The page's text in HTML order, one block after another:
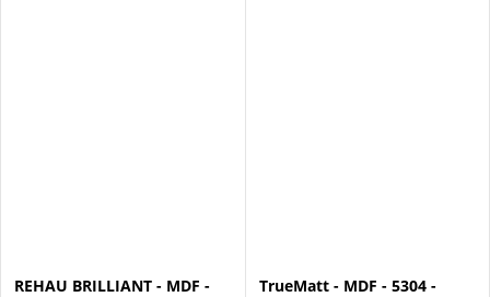
REHAU BRILLIANT - MDF -
TrueMatt - MDF - 5304 -